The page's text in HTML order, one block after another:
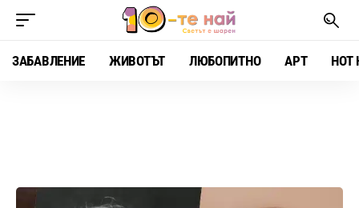
ЗАБАВЛЕНИЕ ЖИВОТЪТ ЛЮБОПИТНО АРТ HOT